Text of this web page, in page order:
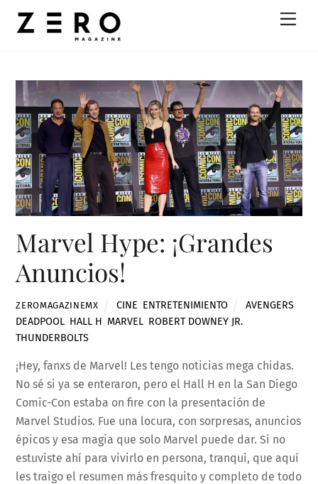
Marvel Hype: ¡Grandes
Anuncios!
ZEROMAGAZINEMX CINE ENTRETENIMIENTO AVENGERS
DEADPOOL HALL H MARVEL ROBERT DOWNEY JR.
THUNDERBOLTS
¡Hey, fanxs de Marvel! Les tengo noticias mega chidas.
No sé si ya se enteraron, pero el Hall H en la San Diego
Comic-Con estaba on fire con la presentación de
Marvel Studios. Fue una locura, con sorpresas, anuncios
épicos y esa magia que solo Marvel puede dar. Si no
estuviste ahí para vivirlo en persona, tranqui, que aquí
les traigo el resumen más fresquito y completo de todo